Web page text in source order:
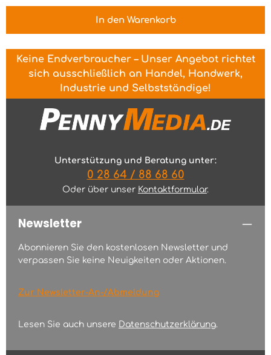
In den Warenkorb
Keine Endverbraucher – Unser Angebot richtet
sich ausschließlich an Handel, Handwerk,
Industrie und Selbstständige!
Unterstützung und Beratung unter:
0 28 64 / 88 68 60
Oder über unser Kontaktformular.
Newsletter
Abonnieren Sie den kostenlosen Newsletter und
verpassen Sie keine Neuigkeiten oder Aktionen.
Zur Newsletter-An-/Abmeldung
Lesen Sie auch unsere Datenschutzerklärung.